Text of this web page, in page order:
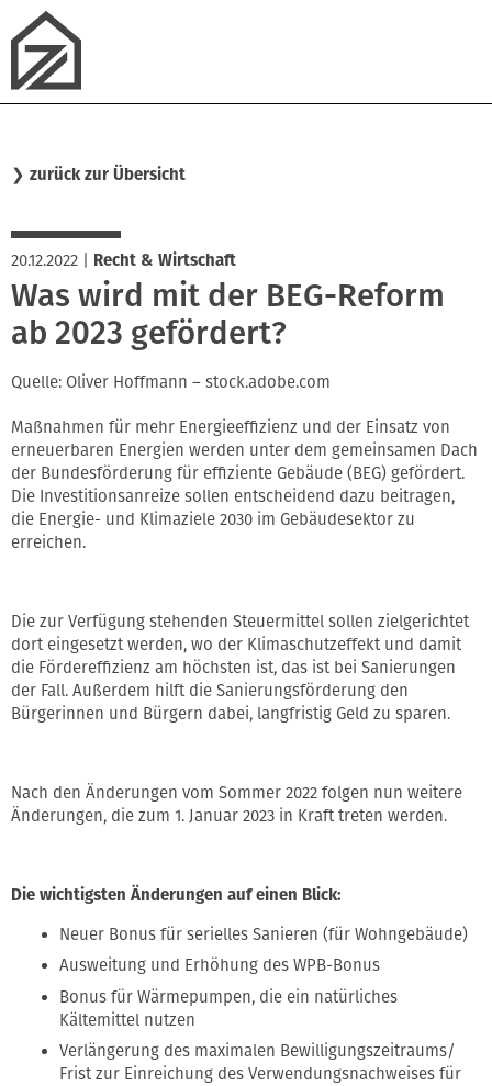
❯ zurück zur Übersicht
20.12.2022 Recht & Wirtschaft
Was wird mit der BEG-Reform
ab 2023 gefördert?
Quelle: Oliver Hoffmann – stock.adobe.com
Maßnahmen für mehr Energieeffizienz und der Einsatz von
erneuerbaren Energien werden unter dem gemeinsamen Dach
der Bundesförderung für effiziente Gebäude (BEG) gefördert.
Die Investitionsanreize sollen entscheidend dazu beitragen,
die Energie- und Klimaziele 2030 im Gebäudesektor zu
erreichen.
Die zur Verfügung stehenden Steuermittel sollen zielgerichtet
dort eingesetzt werden, wo der Klimaschutzeffekt und damit
die Fördereffizienz am höchsten ist, das ist bei Sanierungen
der Fall. Außerdem hilft die Sanierungsförderung den
Bürgerinnen und Bürgern dabei, langfristig Geld zu sparen.
Nach den Änderungen vom Sommer 2022 folgen nun weitere
Änderungen, die zum 1. Januar 2023 in Kraft treten werden.
Die wichtigsten Änderungen auf einen Blick:
Neuer Bonus für serielles Sanieren (für Wohngebäude)
Ausweitung und Erhöhung des WPB-Bonus
Bonus für Wärmepumpen, die ein natürliches
Kältemittel nutzen
Verlängerung des maximalen Bewilligungszeitraums/
Frist zur Einreichung des Verwendungsnachweises für